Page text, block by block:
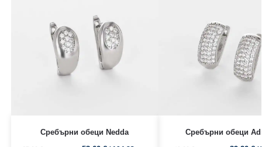
Сребърни обеци Nedda Сребърни обеци